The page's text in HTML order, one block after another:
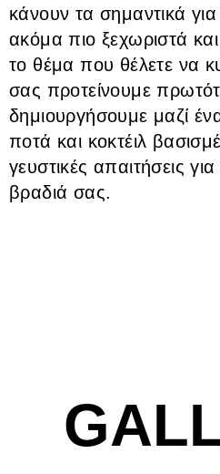
κάνουν τα σημαντικά
ακόμα πιο ξεχωριστά
το θέμα που θέλετε να
σας προτείνουμε
δημιουργήσουμε μαζί
ποτά και κοκτέιλ
γευστικές απαιτήσεις
βραδιά σας.